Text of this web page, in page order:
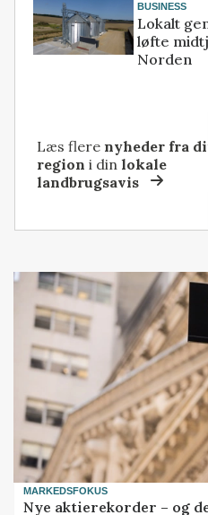
BUSINESS
Lokalt
løfte
Norden
Læs flere nyheder fra
region i dinlokale
landbrugsavis
MARKEDSFOKUS
Nye aktierekorder – og